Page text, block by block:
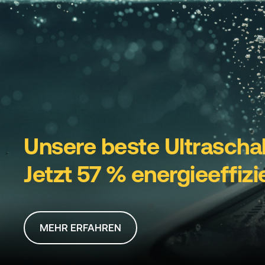
Die Revolution in der
nachhaltigen
MEHR ERFAHREN
Wie setzt Safetykleen
Nachhaltigkeit
MEHR ERFAHREN
Unsere beste
Jetzt 57 %
MEHR ERFAHREN